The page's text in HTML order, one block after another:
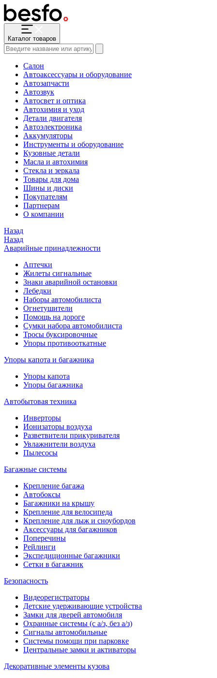
Каталог товаров
Салон
Автоаксессуары и оборудование
Автозапчасти
Автозвук
Автосвет и оптика
Автохимия и уход
Детали двигателя
Автоэлектроника
Аккумуляторы
Инструменты и оборудование
Кузовные детали
Масла и автохимия
Стекла и зеркала
Товары для дома
Шины и диски
Покупателям
Партнерам
О компании
Назад
Назад
Аварийные принадлежности
Аптечки
Жилеты сигнальные
Знаки аварийной остановки
Лебедки
Наборы автомобилиста
Огнетушители
Помощь на дороге
Сумки набора автомобилиста
Тросы буксировочные
Упоры противооткатные
Упоры капота и багажника
Упоры капота
Упоры багажника
Автобытовая техника
Инверторы
Ионизаторы воздуха
Разветвители прикуривателя
Увлажнители воздуха
Пылесосы
Багажные системы
Крепление багажа
Автобоксы
Багажники на крышу
Крепление для велосипеда
Крепление для лыж и сноубордов
Аксессуары для багажников
Поперечины
Рейлинги
Экспедиционные багажники
Сетки в багажник
Безопасность
Видеорегистраторы
Детские удерживающие устройства
Замки для дверей автомобиля
Охранные системы (с а/з, без а/з)
Сигналы автомобильные
Системы помощи при парковке
Центральные замки и активаторы
Декоративные элементы кузова